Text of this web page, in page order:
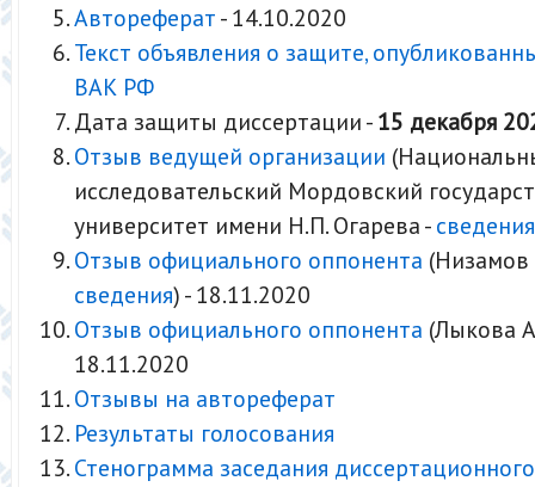
Автореферат - 14.10.2020
Текст объявления о защите,
ВАК РФ
Дата защиты диссертации - 15 декабря
Отзыв ведущей организации
исследовательский Мордовский
университет имени Н.П. Огарева - сведения
Отзыв официального оппонента (Низамов
сведения) - 18.11.2020
Отзыв официального оппонента (Лыкова
18.11.2020
Отзывы на автореферат
Результаты голосования
Стенограмма заседания